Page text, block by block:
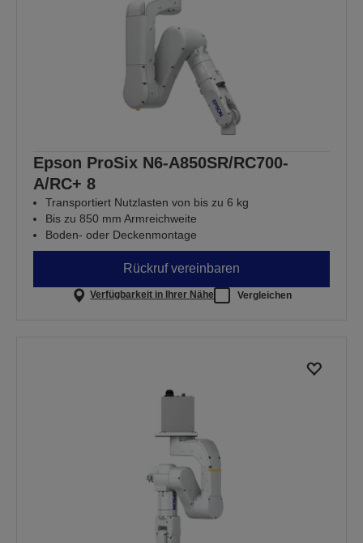
Epson ProSix N6-A850SR/RC700-
A/RC+ 8
Transportiert Nutzlasten von bis zu 6 kg
Bis zu 850 mm Armreichweite
Boden- oder Deckenmontage
Rückruf vereinbaren
Verfügbarkeit in Ihrer Nähe Vergleichen